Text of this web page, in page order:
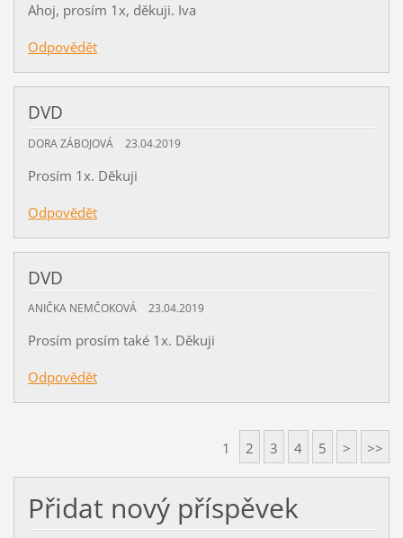
Ahoj, prosím 1x, děkuji. Iva
Odpovědět
DVD
DORA ZÁBOJOVÁ 23.04.2019
Prosím 1x. Děkuji
Odpovědět
DVD
ANIČKA NEMČOKOVÁ 23.04.2019
Prosím prosím také 1x. Děkuji
Odpovědět
1 2 3 4 5 > >>
Přidat nový příspěvek